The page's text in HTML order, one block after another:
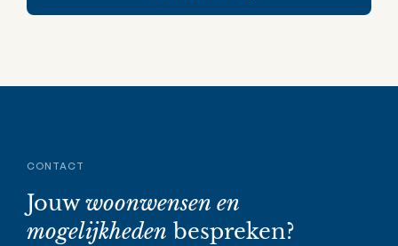
CONTACT
Jouwwoonwensen en
mogelijkheden bespreken?